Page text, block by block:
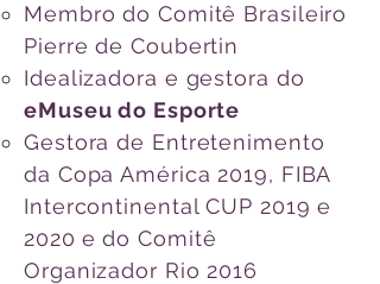
Membro do Comitê Brasileiro
Pierre de Coubertin
Idealizadora e gestora do
eMuseu do Esporte
Gestora de Entretenimento
da Copa América 2019, FIBA
Intercontinental CUP 2019 e
2020 e do Comitê
Organizador Rio 2016